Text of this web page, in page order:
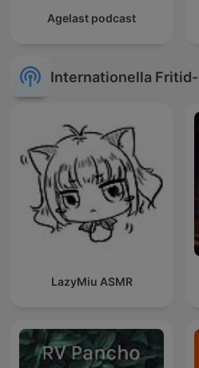
Agelast podcast
Internationella
LazyMiu ASMR